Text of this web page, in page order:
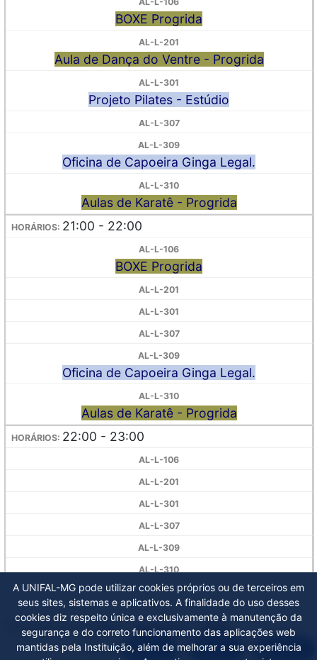
BOXE Progrida
Aula de Dança do Ventre - Progrida
Projeto Pilates - Estúdio
Oficina de Capoeira Ginga Legal.
Aulas de Karatê - Progrida
21:00 - 22:00
BOXE Progrida
Oficina de Capoeira Ginga Legal.
Aulas de Karatê - Progrida
22:00 - 23:00
Ver agenda do: Dia|Semana| Mês
Gerar
PDF XLS DOC
A UNIFAL-MG pode utilizar cookies próprios ou de terceiros em
seus sites, sistemas e aplicativos. A finalidade do uso desses
cookies diz respeito única e exclusivamente à manutenção da
segurança e do correto funcionamento das aplicações web
mantidas pela Instituição, além de melhorar a sua experiência